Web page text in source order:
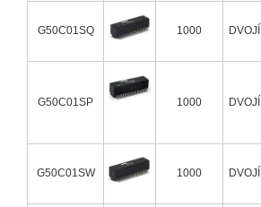
G50C01SQ 1000 DVOJÍ
G50C01SP 1000 DVOJÍ
G50C01SW 1000 DVOJÍ